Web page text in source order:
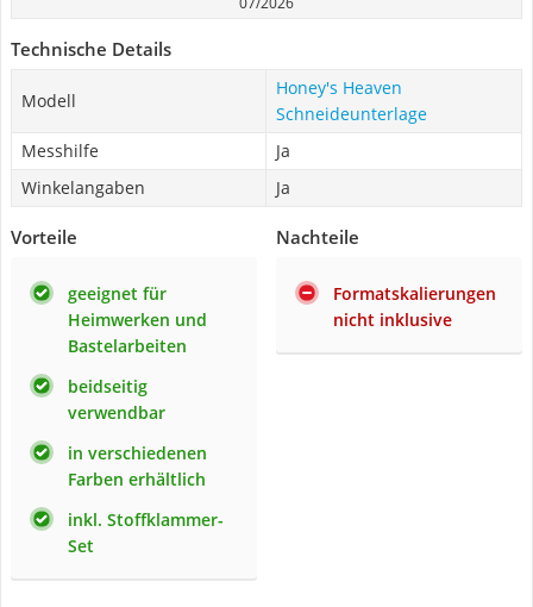
Technische Details
Modell
Honey's Heaven
Schneideunterlage
Messhilfe
Ja
Winkelangaben
Ja
Vorteile
geeignet für
Heimwerken und
Bastelarbeiten
beidseitig
verwendbar
in verschiedenen
Farben erhältlich
inkl. Stoffklammer-
Set
Nachteile
Formatskalierungen
nicht inklusive